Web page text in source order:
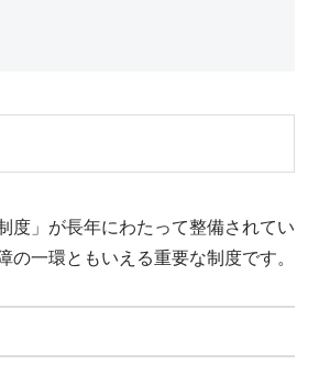
度」が長年にわたって整備されてい
一環ともいえる重要な制度です。